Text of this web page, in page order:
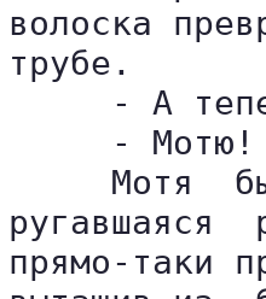
волоска
трубе.
- А
- Мотю!
Мотя
ругавшаяся
прямо-таки